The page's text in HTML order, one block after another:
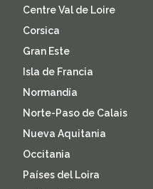
Centre Val de Loire
Corsica
Gran Este
Isla de Francia
Normandía
Norte-Paso de Calais
Nueva Aquitania
Occitania
Países del Loira